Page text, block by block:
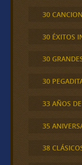
30
30 ÉXITOS
30
30
33 AÑOS
35
38